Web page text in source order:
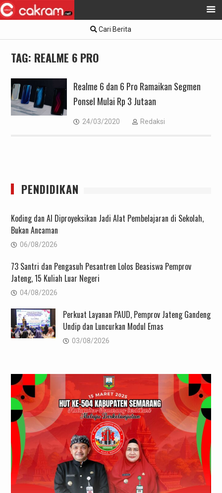
to
Cari Berita
TAG: REALME 6 PRO
Realme 6 dan 6 Pro Ramaikan Segmen
Ponsel Mulai Rp 3 Jutaan
24/03/2020 Redaksi
PENDIDIKAN
Koding dan AI Diproyeksikan Jadi Alat Pembelajaran di Sekolah,
Bukan Ancaman
06/08/2026
73 Santri dan Pengasuh Pesantren Lolos Beasiswa Pemprov
Jateng, 15 Kuliah Luar Negeri
04/08/2026
Perkuat Layanan PAUD, Pemprov Jateng Gandeng
Undip dan Luncurkan Modul Emas
03/08/2026